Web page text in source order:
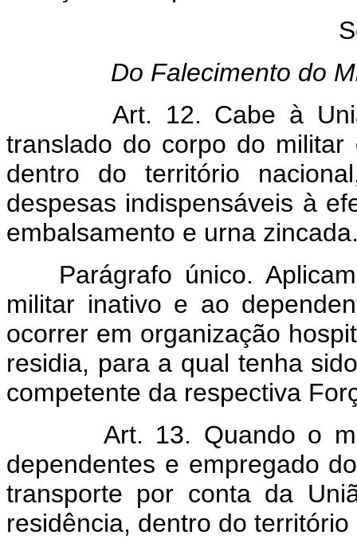
Do Falecimento do
Art. 12. Cabe à União
translado do corpo do
dentro do território
despesas indispensáveis à
embalsamento e urna
Parágrafo único.
militar inativo e ao
ocorrer em organização
residia, para a qual tenha
competente da respectiva
Art. 13. Quando o
dependentes e empregado
transporte por conta da
residência, dentro do território